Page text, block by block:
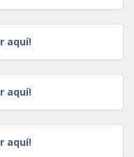
aquí!
aquí!
aquí!